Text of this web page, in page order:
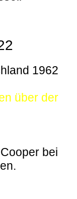
1962
über der
bei